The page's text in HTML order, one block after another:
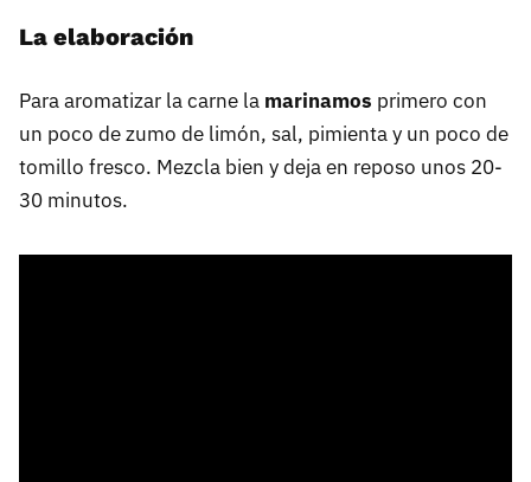
La elaboración
Para aromatizar la carne la marinamos primero con
un poco de zumo de limón, sal, pimienta y un poco de
tomillo fresco. Mezcla bien y deja en reposo unos 20-
30 minutos.